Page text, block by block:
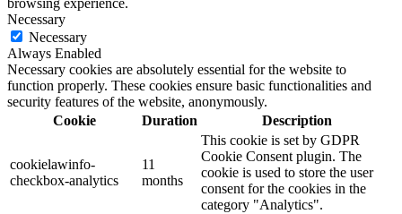
browsing experience.
Necessary
Necessary
Always Enabled
Necessary cookies are absolutely essential for the website to
function properly. These cookies ensure basic functionalities and
security features of the website, anonymously.
Cookie
Duration Description
cookielawinfo-
checkbox-analytics
11
months
This cookie is set by GDPR
Cookie Consent plugin. The
cookie is used to store the user
consent for the cookies in the
category "Analytics".